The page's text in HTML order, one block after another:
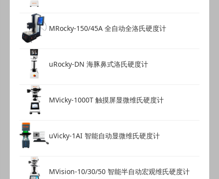
MRocky-150/45A 全自动全洛氏硬度计
uRocky-DN 海豚鼻式洛氏硬度计
MVicky-1000T 触摸屏显微维氏硬度计
uVicky-1AI 智能自动显微维氏硬度计
MVision-10/30/50 智能半自动宏观维氏硬度计